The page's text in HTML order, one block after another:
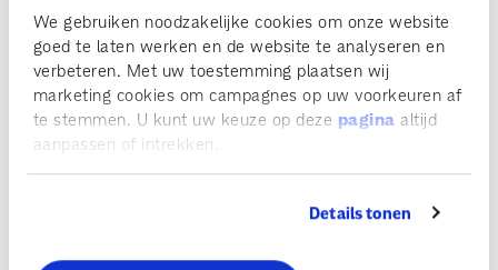
We gebruiken noodzakelijke cookies om onze website
goed te laten werken en de website te analyseren en
verbeteren. Met uw toestemming plaatsen wij
marketing cookies om campagnes op uw voorkeuren af
te stemmen. U kunt uw keuze op deze pagina altijd
aanpassen of intrekken.
Details tonen
2316 XG Leiden
Bekijk de route
Heeft u een verzoek, compliment of